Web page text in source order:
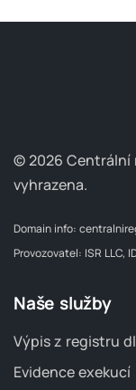
© 2026 Centrální
vyhrazena.
Domain info:
Provozovatel: ISR LLC,
Naše služby
Výpis z registru
Evidence exekucí